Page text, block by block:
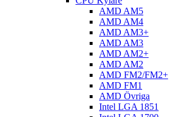
AMD AM5
AMD AM4
AMD AM3+
AMD AM3
AMD AM2+
AMD AM2
AMD FM2/FM2+
AMD FM1
AMD Övriga
Intel LGA 1851